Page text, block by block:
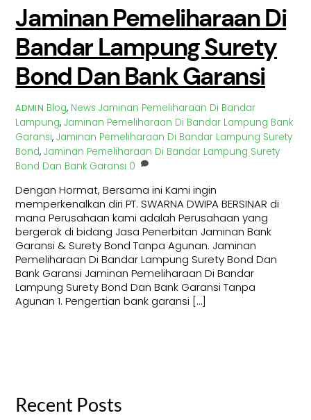
Jaminan Pemeliharaan Di
Bandar Lampung Surety
Bond Dan Bank Garansi
ADMIN Blog, News Jaminan Pemeliharaan Di Bandar
Lampung,Jaminan Pemeliharaan Di Bandar Lampung Bank
Garansi,Jaminan Pemeliharaan Di Bandar Lampung Surety
Bond,Jaminan Pemeliharaan Di Bandar Lampung Surety
Bond Dan Bank Garansi 0
Dengan Hormat, Bersama ini Kami ingin
memperkenalkan diri PT. SWARNA DWIPA BERSINAR di
mana Perusahaan kami adalah Perusahaan yang
bergerak di bidang Jasa Penerbitan Jaminan Bank
Garansi & Surety Bond Tanpa Agunan. Jaminan
Pemeliharaan Di Bandar Lampung Surety Bond Dan
Bank Garansi Jaminan Pemeliharaan Di Bandar
Lampung Surety Bond Dan Bank Garansi Tanpa
Agunan 1. Pengertian bank garansi […]
Recent Posts